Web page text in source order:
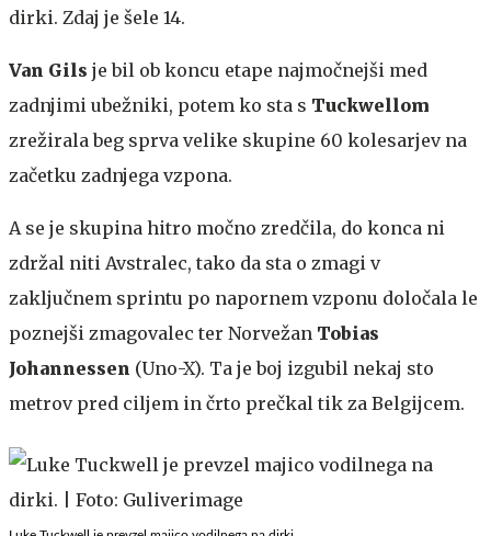
dirki. Zdaj je šele 14.
Van Gils je bil ob koncu etape najmočnejši med
zadnjimi ubežniki, potem ko sta s Tuckwellom
zrežirala beg sprva velike skupine 60 kolesarjev na
začetku zadnjega vzpona.
A se je skupina hitro močno zredčila, do konca ni
zdržal niti Avstralec, tako da sta o zmagi v
zaključnem sprintu po napornem vzponu določala le
poznejši zmagovalec ter Norvežan Tobias
Johannessen (Uno-X). Ta je boj izgubil nekaj sto
metrov pred ciljem in črto prečkal tik za Belgijcem.